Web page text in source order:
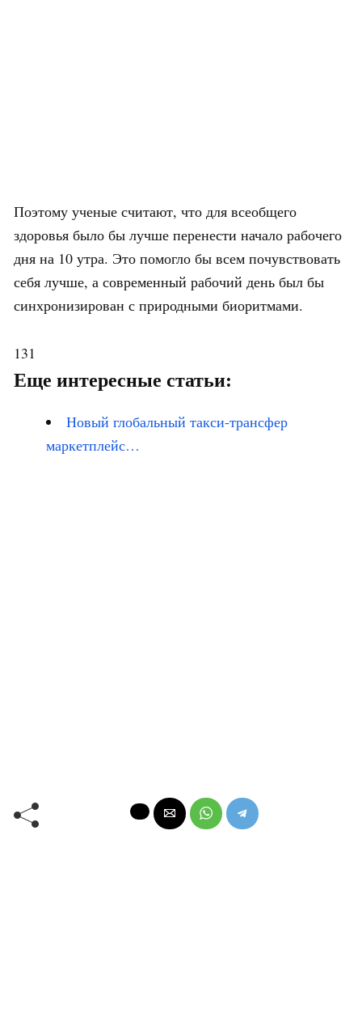
Поэтому ученые считают, что для всеобщего
здоровья было бы лучше перенести начало рабочего
дня на 10 утра. Это помогло бы всем почувствовать
себя лучше, а современный рабочий день был бы
синхронизирован с природными биоритмами.
131
Еще интересные статьи:
Новый глобальный такси-трансфер
маркетплейс…